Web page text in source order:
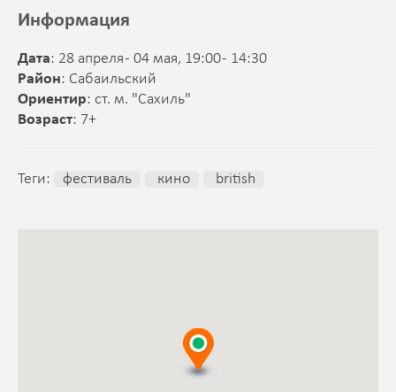
Информация
Дата: 28 апреля - 04 мая, 19:00 - 14:30
Район: Сабаильский
Ориентир: ст. м. "Сахиль"
Возраст: 7+
Теги: фестиваль кино british